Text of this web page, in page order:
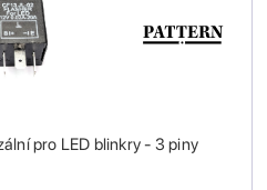
pro LED blinkry - 3 piny